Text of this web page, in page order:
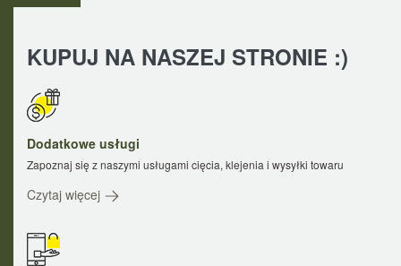
KUPUJ NA NASZEJ STRONIE :)
Dodatkowe usługi
Zapoznaj się z naszymi usługami cięcia, klejenia i wysyłki towaru
Czytaj więcej